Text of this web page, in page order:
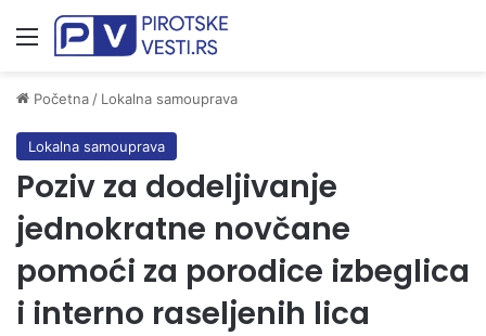
Meni
Početna / Lokalna samouprava
Lokalna samouprava
Poziv za dodeljivanje
jednokratne novčane
pomoći za porodice izbeglica
i interno raseljenih lica